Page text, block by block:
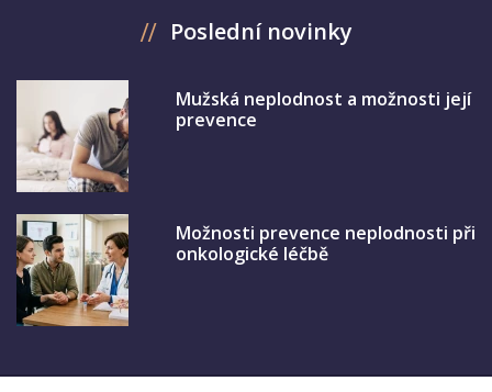
Poslední novinky
Mužská neplodnost a možnosti její
prevence
Možnosti prevence neplodnosti při
onkologické léčbě